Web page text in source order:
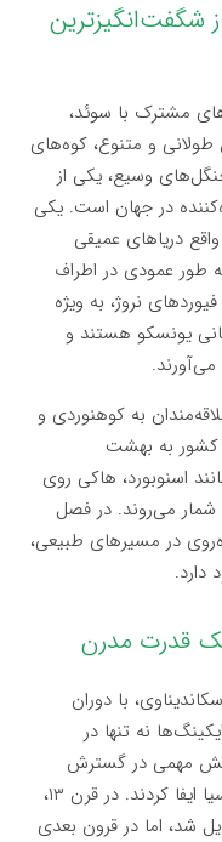
شگفت‌انگیزترین
مشترک با سوئد،
و متنوع، کوه‌های
وسیع، یکی از
در جهان است. یکی
دریاهای عمیقی
طور عمودی در اطراف
نروژ، به ویژه
یونسکو هستند و
به کوهنوردی و
به بهشت
اسنوبورد، هاکی روی
می‌روند. در فصل
در مسیرهای طبیعی،
با دوران
نه تنها در
نقش مهمی در گسترش
فرهنگ و تجارت در سراسر اروپا و حتی آسیا ایفا کردند. در قرن ۱۳،
شد، اما در قرون بعدی